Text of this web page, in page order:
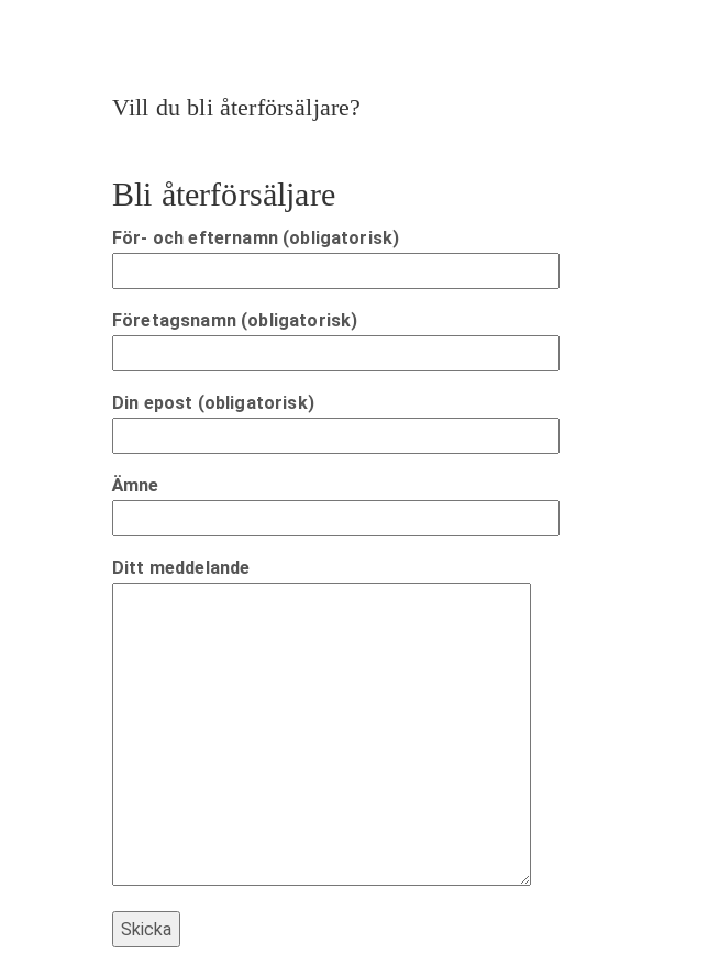
Vill du bli återförsäljare?
Bli återförsäljare
För- och efternamn (obligatorisk)
Företagsnamn (obligatorisk)
Din epost (obligatorisk)
Ämne
Ditt meddelande